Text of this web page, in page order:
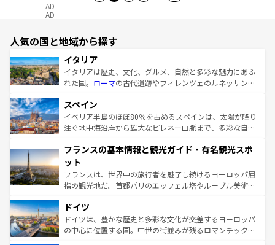
AD
AD
人気の国と地域から探す
イタリア
イタリアは歴史、文化、グルメ、自然と多彩な魅力にあふ
れた国。 ローマの古代遺跡やフィレンツェのルネッサンス
ろん、トスカーナの美しい田園風景やアマルフィ海岸の絶
景など、自然景観も見逃せない。観光の合間には、本場の
ピザやパスタなど、絶品のイタリア料理を堪能することも
ませてくれるイタリアで、忘れられない旅をしてみよう！
なお、新着のイタリア情報は
しい。
スペイン
イベリア半島のほぼ80％を占めるスペインは、太陽が降り
注ぐ地中海沿岸から雄大なピレネー山脈まで、多彩な自然
文化が根付くこの国では、情熱的なフラメンコ、熱気あふ
れる闘牛、そして美味しいタパスが生活の一部となってい
る。首都マドリードの洗練された雰囲気や、バルセロナの
アートに溢れた街角から、地方では古代ローマ遺跡や中世
せる。地方によって風土や気候が異なるスペインはその個
性で訪れる人を魅了する。 なお、新着のスペイン情報は コ
ンテンツ一覧を参照してほしい。
フランスの基本情報と観光ガイド・有名観光スポ
ット
フランスは、世界中の旅行者を魅了し続けるヨーロッパ屈
指の観光地だ。首都パリのエッフェル塔やルーブル美術館
で、幅広い魅力が詰まっている。華麗な宮殿、歴史的な大
聖堂、美しいビーチ、そして豊かな自然が、訪れる者を心
から魅了する。また、フランスは美食の国としても知ら
ドイツ
ドイツは、豊かな歴史と多彩な文化が交差するヨーロッパ
の中心に位置する国。中世の街並みが残るロマンチック街